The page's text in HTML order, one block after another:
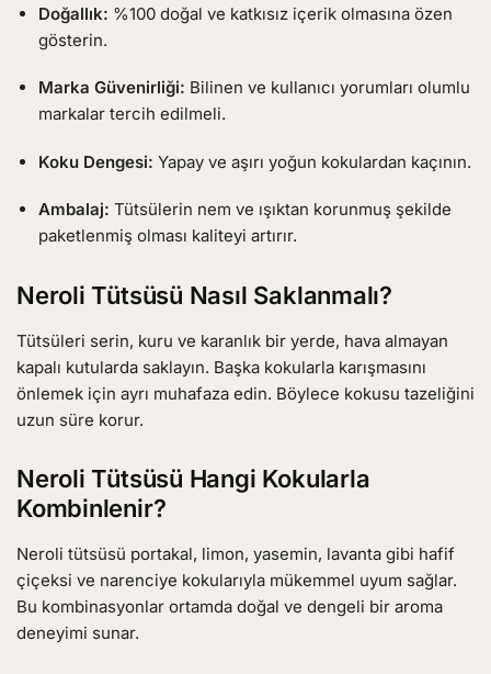
Doğallık: %100 doğal ve katkısız içerik olmasına özen
gösterin.
Marka Güvenirliği: Bilinen ve kullanıcı yorumları olumlu
markalar tercih edilmeli.
Koku Dengesi: Yapay ve aşırı yoğun kokulardan kaçının.
Ambalaj: Tütsülerin nem ve ışıktan korunmuş şekilde
paketlenmiş olması kaliteyi artırır.
Neroli Tütsüsü Nasıl Saklanmalı?
Tütsüleri serin, kuru ve karanlık bir yerde, hava almayan
kapalı kutularda saklayın. Başka kokularla karışmasını
önlemek için ayrı muhafaza edin. Böylece kokusu tazeliğini
uzun süre korur.
Neroli Tütsüsü Hangi Kokularla
Kombinlenir?
Neroli tütsüsü portakal, limon, yasemin, lavanta gibi hafif
çiçeksi ve narenciye kokularıyla mükemmel uyum sağlar.
Bu kombinasyonlar ortamda doğal ve dengeli bir aroma
deneyimi sunar.